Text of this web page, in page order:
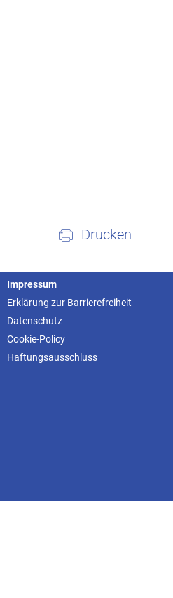
Drucken
Impressum
Erklärung zur Barrierefreiheit
Datenschutz
Cookie-Policy
Haftungsausschluss